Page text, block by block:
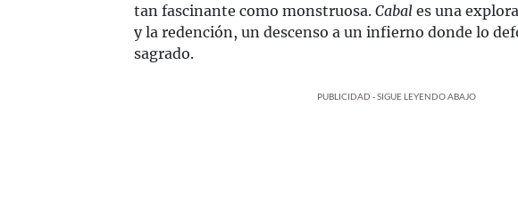
tan fascinante como monstruosa. Cabal es una
y la redención, un descenso a un infierno donde lo
sagrado.
PUBLICIDAD - SIGUE LEYENDO ABAJO